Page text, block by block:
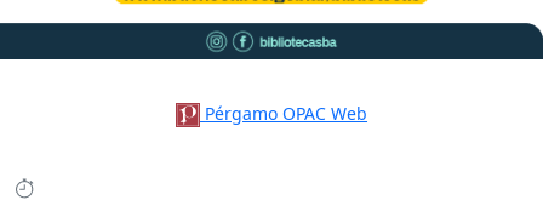
Pérgamo OPAC Web